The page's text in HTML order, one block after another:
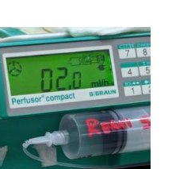
mellan de